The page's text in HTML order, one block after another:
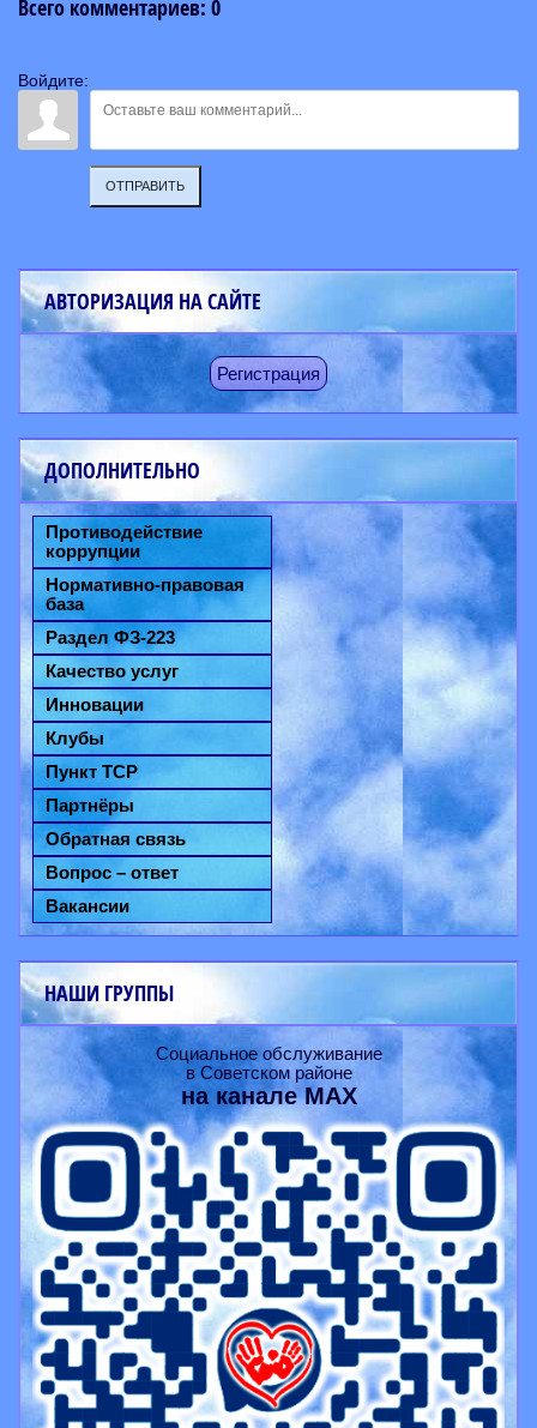
Всего комментариев: 0
Войдите:
ОТПРАВИТЬ
АВТОРИЗАЦИЯ НА САЙТЕ
Регистрация
ДОПОЛНИТЕЛЬНО
Противодействие
коррупции
Нормативно-правовая
база
Раздел ФЗ-223
Качество услуг
Инновации
Клубы
Пункт ТСР
Партнёры
Обратная связь
Вопрос – ответ
Вакансии
НАШИ ГРУППЫ
Социальное обслуживание
в Советском районе
на каналеMAX